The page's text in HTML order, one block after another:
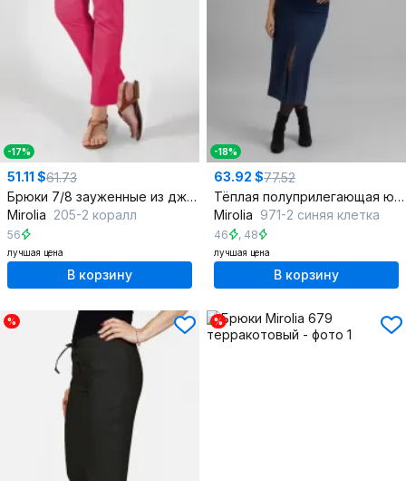
-17%
51.11 $61.73
Брюки 7/8 зауженные из джинса с эластаном
Mirolia 205-2 коралл
56
лучшая цена
В корзину
-18%
63.92 $77.52
Тёплая полуприлегающая юбка миди с кокетками и застежкой
Mirolia 971-2 синяя клетка
46 , 48
лучшая цена
В корзину
% %